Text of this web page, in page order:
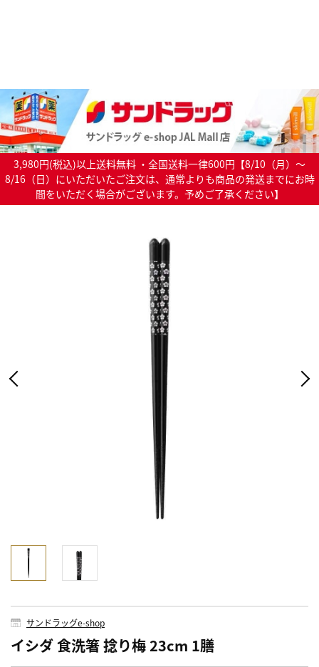
3,980円(税込)以上送料無料 ・全国送料一律600円【8/10（月）～
8/16（日）にいただいたご注文は、通常よりも商品の発送までにお時
間をいただく場合がございます。予めご了承ください】
サンドラッグe-shop
イシダ 食洗箸 捻り梅 23cm 1膳